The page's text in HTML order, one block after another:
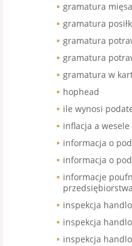
gramatura
gramatura
gramatura
gramatura
gramatura w
hophead
ile wynosi
inflacja a wesele
informacja o
informacja o
informacje
przedsiębiorstwa
inspekcja
inspekcja
inspekcja